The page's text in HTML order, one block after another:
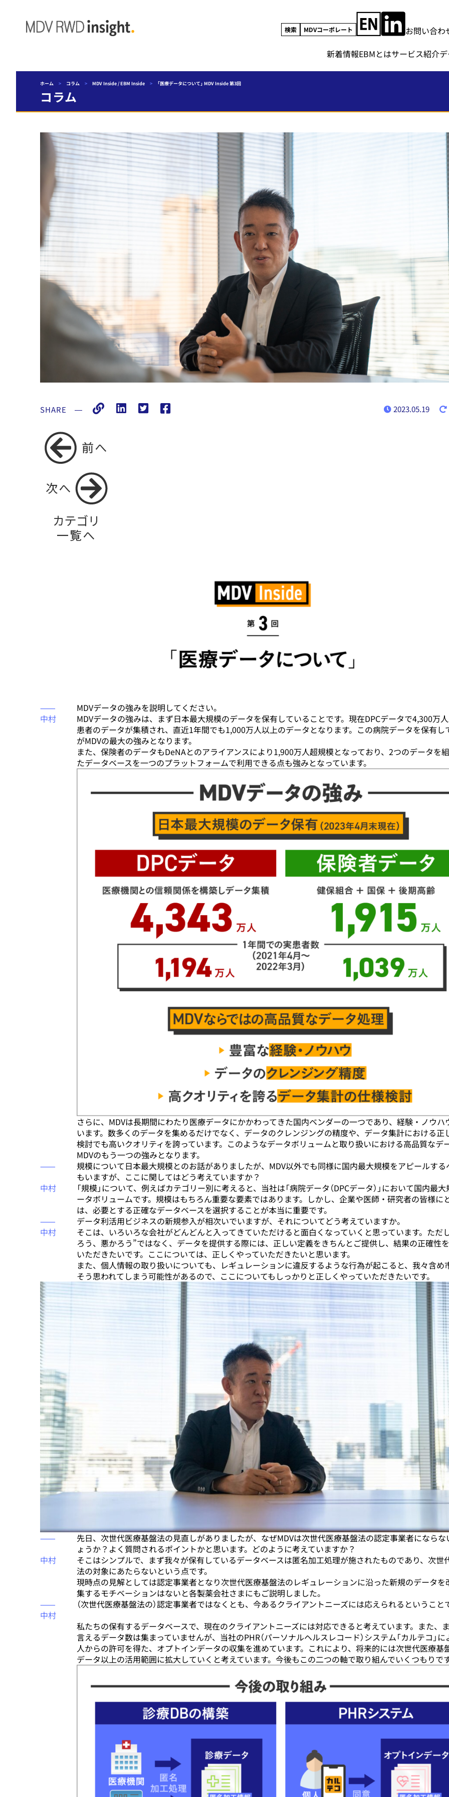
検索 MDVコーポレート お問い合わ
新着情報EBMとはサービス紹介
ホーム > コラム > MDV Inside / EBM Inside > 「医療データについて」 MDV Inside 第3回
コラム
SHARE ― 2023.05.19
⸺
MDVデータの強みを説明してください。
中村
MDVデータの強みは、まず日本最大規模のデータを保有していることです。現在DPCデータで4,300万
患者のデータが集積され、直近1年間でも1,000万人以上のデータとなります。この病院データを保有し
がMDVの最大の強みとなります。
また、保険者のデータもDeNAとのアライアンスにより1,900万人超規模となっており、2つのデータを
たデータベースを一つのプラットフォームで利用できる点も強みとなっています。
さらに、MDVは長期間にわたり医療データにかかわってきた国内ベンダーの一つであり、経験・ノウハ
います。数多くのデータを集めるだけでなく、データのクレンジングの精度や、データ集計における正
検討でも高いクオリティを誇っています。このようなデータボリュームと取り扱いにおける高品質なデ
MDVのもう一つの強みとなります。
⸺
規模について日本最大規模とのお話がありましたが、MDV以外でも同様に国内最大規模をアピールする
もいますが、ここに関してはどう考えていますか？
中村
「規模」について、例えばカテゴリー別に考えると、当社は「病院データ（DPCデータ）」において国内最
ータボリュームです。規模はもちろん重要な要素ではあります。しかし、企業や医師・研究者の皆様に
は、必要とする正確なデータベースを選択することが本当に重要です。
⸺
データ利活用ビジネスの新規参入が相次いでいますが、それについてどう考えていますか。
中村
そこは、いろいろな会社がどんどんと入ってきていただけると面白くなっていくと思っています。ただ
ろう、悪かろう”ではなく、データを提供する際には、正しい定義をきちんとご提供し、結果の正確性
いただきたいです。ここについては、正しくやっていただきたいと思います。
また、個人情報の取り扱いについても、レギュレーションに違反するような行為が起こると、我々含め
そう思われてしまう可能性があるので、ここについてもしっかりと正しくやっていただきたいです。
⸺
先日、次世代医療基盤法の見直しがありましたが、なぜMDVは次世代医療基盤法の認定事業者にならな
ょうか？よく質問されるポイントかと思います。どのように考えていますか？
中村
そこはシンプルで、まず我々が保有しているデータベースは匿名加工処理が施されたものであり、次世
法の対象にあたらないという点です。
現時点の見解としては認定事業者となり次世代医療基盤法のレギュレーションに沿った新規のデータを
集するモチベーションはないと各製薬会社さまにもご説明しました。
⸺
（次世代医療基盤法の）認定事業者ではなくとも、今あるクライアントニーズには応えられるということ
中村
私たちの保有するデータベースで、現在のクライアントニーズには対応できると考えています。また、
言えるデータ数は集まっていませんが、当社のPHR（パーソナルヘルスレコード）システム「カルテコ」に
人からの許可を得た、オプトインデータの収集を進めています。これにより、将来的には次世代医療基
データ以上の活用範囲に拡大していくと考えています。今後もこの二つの軸で取り組んでいくつもりです